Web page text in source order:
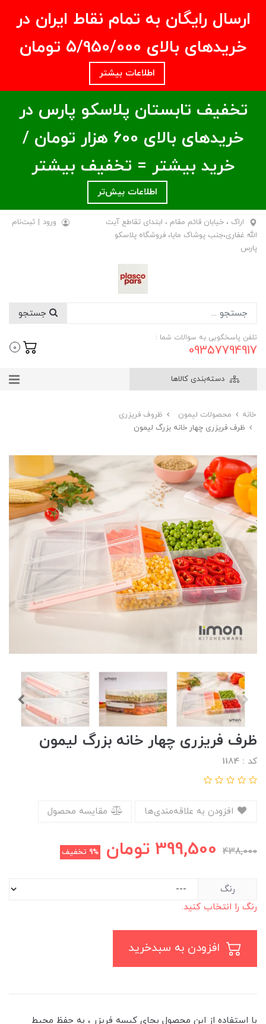
ارسال رایگان به تمام نقاط ایران در
خریدهای بالای ۵/950/000 تومان
اطلاعات بیشتر
تخفیف تابستان پلاسکو پارس در
خریدهای بالای ۶00 هزار تومان /
خرید بیشتر = تخفیف بیشتر
اطلاعات بیش‌تر
اراک ، خیابان قائم مقام ، ابتدای تقاطع آیت
الله غفاری،جنب پوشاک مایا، فروشگاه پلاسکو
پارس
ورود | ثبت‌نام
تلفن پاسخگویی به سوالات شما :
09357794917
0
دسته‌بندی کالاها
خانه محصولات لیمون
ظروف فریزری
ظرف فریزری چهار خانه بزرگ لیمون
ظرف فریزری چهار خانه بزرگ لیمون
کد : 1184
مقایسه محصول
438,000
399,500 تومان 9% تخفیف
رنگ
رنگ را انتخاب کنید.
با استفاده از این محصول بجای کیسه فریزر ، به حفظ محیط